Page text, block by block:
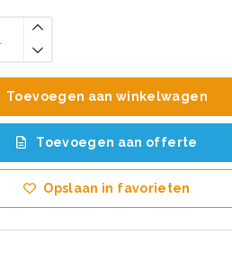
Toevoegen aan winkelwagen
Toevoegen aan offerte
Opslaan in favorieten